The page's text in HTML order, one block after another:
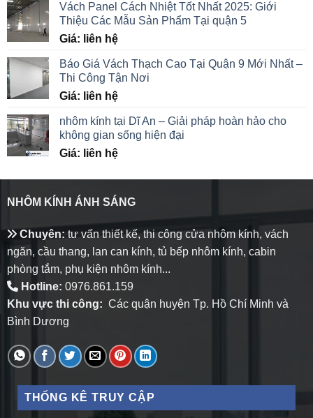
Vách Panel Cách Nhiệt Tốt Nhất 2025: Giới
Thiệu Các Mẫu Sản Phẩm Tại quận 5
Giá: liên hệ
Báo Giá Vách Thạch Cao Tại Quận 9 Mới Nhất –
Thi Công Tận Nơi
Giá: liên hệ
nhôm kính tại Dĩ An – Giải pháp hoàn hảo cho
không gian sống hiện đại
Giá: liên hệ
NHÔM KÍNH ÁNH SÁNG
Chuyên: tư vấn thiết kế, thi công cửa nhôm kính, vách
ngăn, cầu thang, lan can kính, tủ bếp nhôm kính, cabin
phòng tắm, phụ kiện nhôm kính...
Hotline: 0976.861.159
Khu vực thi công: Các quận huyện Tp. Hồ Chí Minh và
Bình Dương
THỐNG KÊ TRUY CẬP